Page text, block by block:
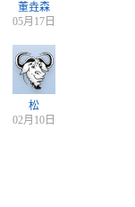
董垚森
05月17日
松
02月10日